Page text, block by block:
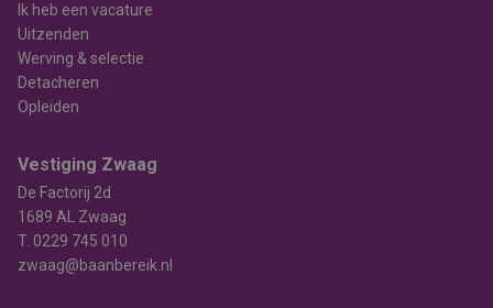
Ik heb een vacature
Uitzenden
Werving & selectie
Detacheren
Opleiden
Vestiging Zwaag
De Factorij 2d
1689 AL Zwaag
T. 0229 745 010
zwaag@baanbereik.nl